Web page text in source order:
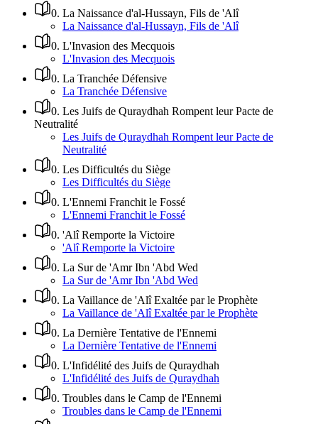
0. La Naissance d'al-Hussayn, Fils de 'Alî
La Naissance d'al-Hussayn, Fils de 'Alî
0. L'Invasion des Mecquois
L'Invasion des Mecquois
0. La Tranchée Défensive
La Tranchée Défensive
0. Les Juifs de Quraydhah Rompent leur Pacte de
Neutralité
Les Juifs de Quraydhah Rompent leur Pacte de
Neutralité
0. Les Difficultés du Siège
Les Difficultés du Siège
0. L'Ennemi Franchit le Fossé
L'Ennemi Franchit le Fossé
0. 'Alî Remporte la Victoire
'Alî Remporte la Victoire
0. La Sur de 'Amr Ibn 'Abd Wed
La Sur de 'Amr Ibn 'Abd Wed
0. La Vaillance de 'Alî Exaltée par le Prophète
La Vaillance de 'Alî Exaltée par le Prophète
0. La Dernière Tentative de l'Ennemi
La Dernière Tentative de l'Ennemi
0. L'Infidélité des Juifs de Quraydhah
L'Infidélité des Juifs de Quraydhah
0. Troubles dans le Camp de l'Ennemi
Troubles dans le Camp de l'Ennemi